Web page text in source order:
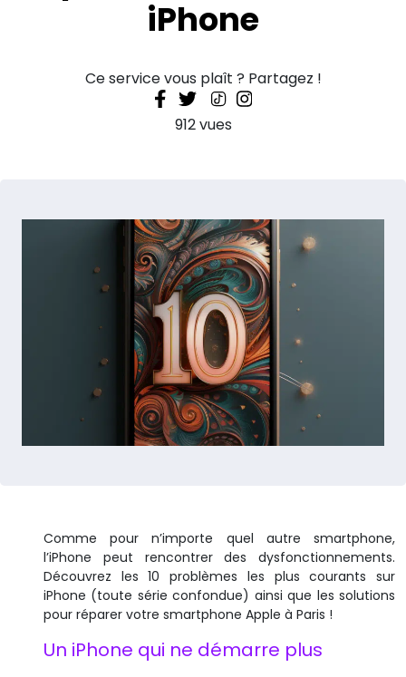
iPhone
Ce service vous plaît ? Partagez !
912 vues
Comme pour n’importe quel autre smartphone,
l’iPhone peut rencontrer des dysfonctionnements.
Découvrez les 10 problèmes les plus courants sur
iPhone (toute série confondue) ainsi que les solutions
pour réparer votre smartphone Apple à Paris !
Un iPhone qui ne démarre plus